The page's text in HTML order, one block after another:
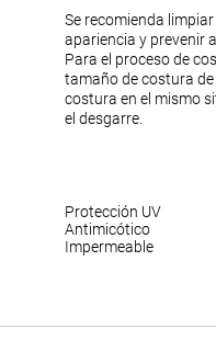
Se recomienda
apariencia y prevenir
Para el proceso de
tamaño de costura
costura en el mismo
el desgarre.
Protección UV
Antimicótico
Impermeable